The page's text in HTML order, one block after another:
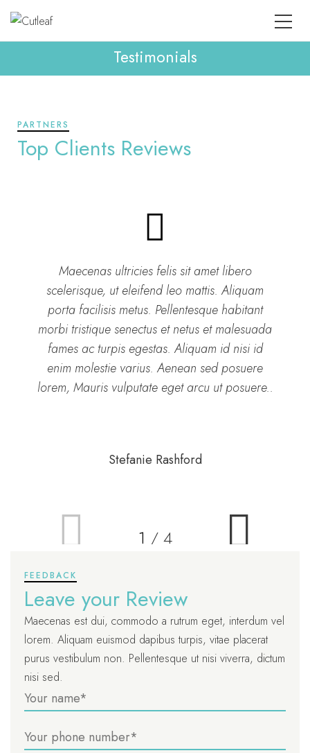
Testimonials
PARTNERS
Top Clients Reviews
Maecenas ultricies felis sit amet libero
scelerisque, ut eleifend leo mattis. Aliquam
porta facilisis metus. Pellentesque habitant
morbi tristique senectus et netus et malesuada
fames ac turpis egestas. Aliquam id nisi id
enim molestie varius. Aenean sed posuere
lorem, Mauris vulputate eget arcu ut posuere..
Stefanie Rashford
1 / 4
FEEDBACK
Leave your Review
Maecenas est dui, commodo a rutrum eget, interdum vel
lorem. Aliquam euismod dapibus turpis, vitae placerat
purus vestibulum non. Pellentesque ut nisi viverra, dictum
nisi sed.